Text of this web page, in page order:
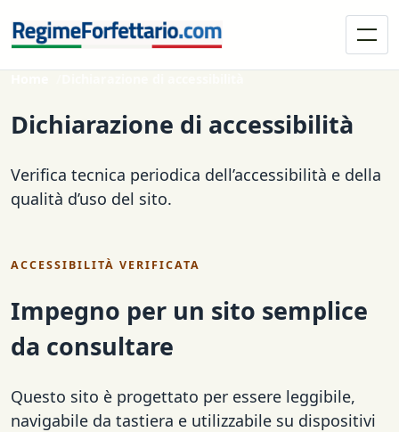
Dichiarazione di accessibilità
Verifica tecnica periodica dell’accessibilità e della
qualità d’uso del sito.
ACCESSIBILITÀ VERIFICATA
Impegno per un sito semplice
da consultare
Questo sito è progettato per essere leggibile,
navigabile da tastiera e utilizzabile su dispositivi